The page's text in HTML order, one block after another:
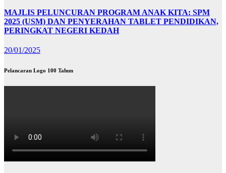
MAJLIS PELUNCURAN PROGRAM ANAK KITA: SPM
2025 (USM) DAN PENYERAHAN TABLET PENDIDIKAN,
PERINGKAT NEGERI KEDAH
20/01/2025
Pelancaran Logo 100 Tahun